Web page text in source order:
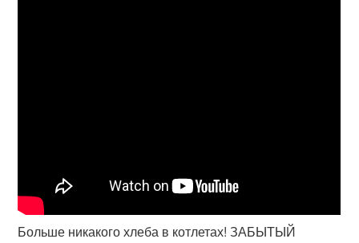
Больше никакого хлеба в котлетах! ЗАБЫТЫЙ